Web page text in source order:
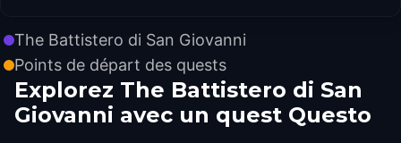
The Battistero di San Giovanni
Points de départ des quests
Explorez The Battistero di San
Giovanni avec un quest Questo